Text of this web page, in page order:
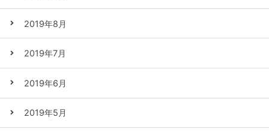
2019年8月
2019年7月
2019年6月
2019年5月